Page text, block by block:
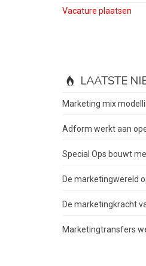
Vacature plaatsen
LAATSTE
Marketing mix
Adform werkt aan
Special Ops bouwt
De marketingwereld
De marketingkracht
Marketingtransfers